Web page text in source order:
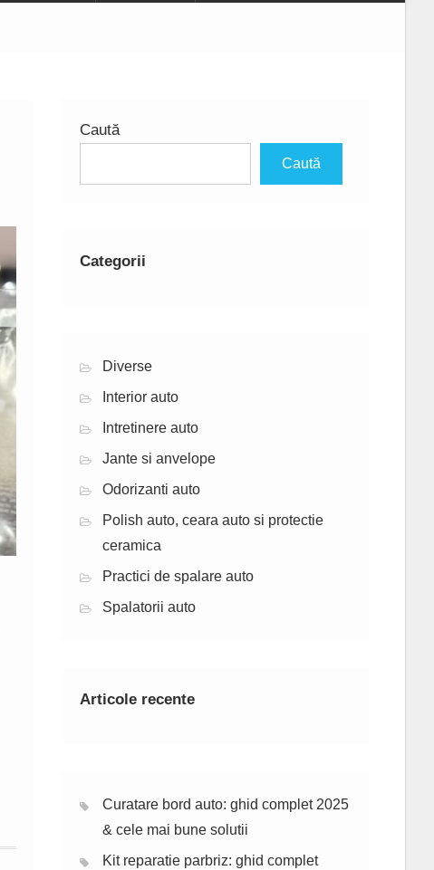
Caută
Caută
Categorii
Diverse
Interior auto
Intretinere auto
Jante si anvelope
Odorizanti auto
Polish auto, ceara auto si protectie
ceramica
Practici de spalare auto
Spalatorii auto
Articole recente
Curatare bord auto: ghid complet 2025
& cele mai bune solutii
Kit reparatie parbriz: ghid complet